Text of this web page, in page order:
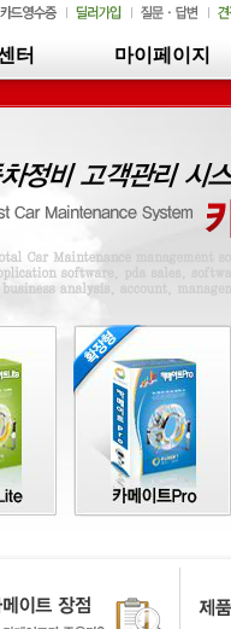
터 마이페이지